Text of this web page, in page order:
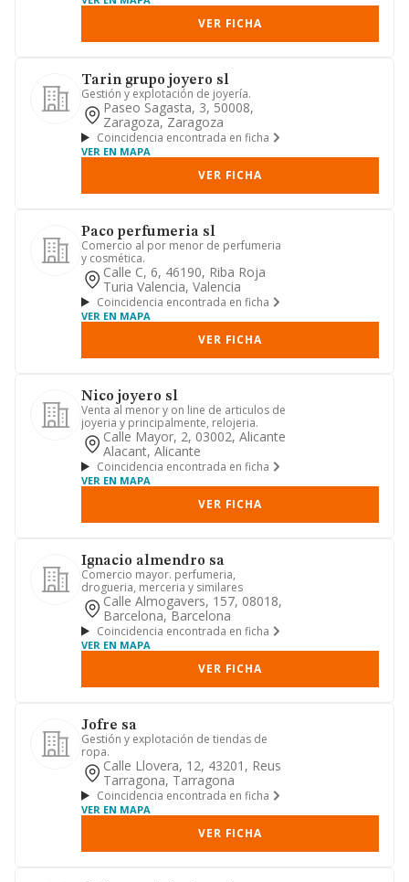
VER FICHA
Tarin grupo joyero sl
Gestión y explotación de joyería.
Paseo Sagasta, 3, 50008,
Zaragoza, Zaragoza
Coincidencia encontrada en ficha
VER EN MAPA
VER FICHA
Paco perfumeria sl
Comercio al por menor de perfumeria
y cosmética.
Calle C, 6, 46190, Riba Roja
Turia Valencia, Valencia
Coincidencia encontrada en ficha
VER EN MAPA
VER FICHA
Nico joyero sl
Venta al menor y on line de articulos de
joyeria y principalmente, relojeria.
Calle Mayor, 2, 03002, Alicante
Alacant, Alicante
Coincidencia encontrada en ficha
VER EN MAPA
VER FICHA
Ignacio almendro sa
Comercio mayor. perfumeria,
drogueria, merceria y similares
Calle Almogavers, 157, 08018,
Barcelona, Barcelona
Coincidencia encontrada en ficha
VER EN MAPA
VER FICHA
Jofre sa
Gestión y explotación de tiendas de
ropa.
Calle Llovera, 12, 43201, Reus
Tarragona, Tarragona
Coincidencia encontrada en ficha
VER EN MAPA
VER FICHA